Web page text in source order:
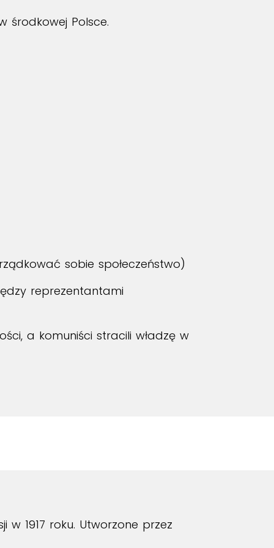
środkowej Polsce.
sobie społeczeństwo)
reprezentantami
a komuniści stracili władzę w
w 1917 roku. Utworzone przez